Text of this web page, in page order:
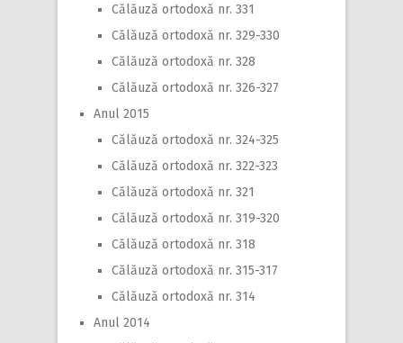
Călăuză ortodoxă nr. 331
Călăuză ortodoxă nr. 329-330
Călăuză ortodoxă nr. 328
Călăuză ortodoxă nr. 326-327
Anul 2015
Călăuză ortodoxă nr. 324-325
Călăuză ortodoxă nr. 322-323
Călăuză ortodoxă nr. 321
Călăuză ortodoxă nr. 319-320
Călăuză ortodoxă nr. 318
Călăuză ortodoxă nr. 315-317
Călăuză ortodoxă nr. 314
Anul 2014